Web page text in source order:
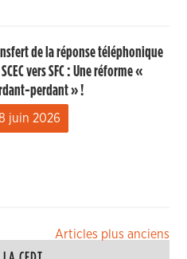
de la réponse téléphonique
vers SFC : Une réforme «
perdant » !
juin 2026
Articles plus anciens